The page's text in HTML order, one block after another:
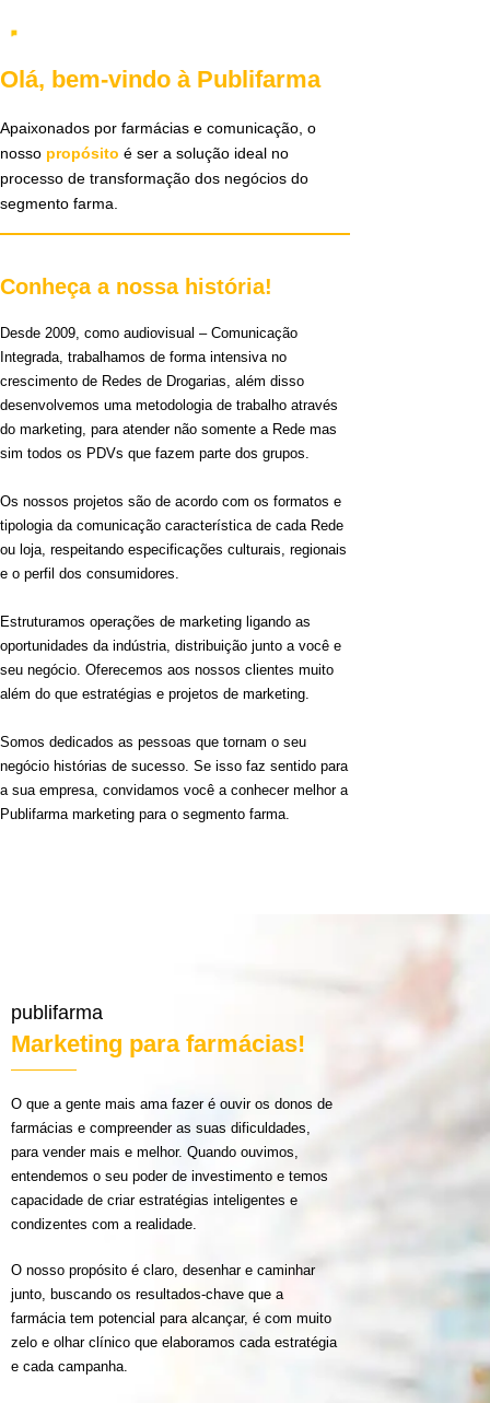
Olá, bem-vindo à Publifarma
Apaixonados por farmácias e comunicação, o
nosso propósito é ser a solução ideal no
processo de transformação dos negócios do
segmento farma.
Conheça a nossa história!
Desde 2009, como audiovisual – Comunicação
Integrada, trabalhamos de forma intensiva no
crescimento de Redes de Drogarias, além disso
desenvolvemos uma metodologia de trabalho através
do marketing, para atender não somente a Rede mas
sim todos os PDVs que fazem parte dos grupos.
Os nossos projetos são de acordo com os formatos e
tipologia da comunicação característica de cada Rede
ou loja, respeitando especificações culturais, regionais
e o perfil dos consumidores.
Estruturamos operações de marketing ligando as
oportunidades da indústria, distribuição junto a você e
seu negócio. Oferecemos aos nossos clientes muito
além do que estratégias e projetos de marketing.
Somos dedicados as pessoas que tornam o seu
negócio histórias de sucesso. Se isso faz sentido para
a sua empresa, convidamos você a conhecer melhor a
Publifarma marketing para o segmento farma.
publifarma
Marketing para farmácias!
O que a gente mais ama fazer é ouvir os donos de
farmácias e compreender as suas dificuldades,
para vender mais e melhor. Quando ouvimos,
entendemos o seu poder de investimento e temos
capacidade de criar estratégias inteligentes e
condizentes com a realidade.
O nosso propósito é claro, desenhar e caminhar
junto, buscando os resultados-chave que a
farmácia tem potencial para alcançar, é com muito
zelo e olhar clínico que elaboramos cada estratégia
e cada campanha.